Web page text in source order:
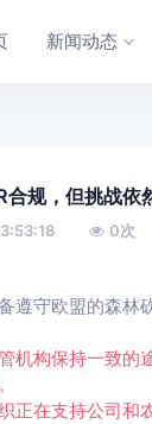
新闻动态
规，但挑战依
0次
遵守欧盟的森
机构保持一致的
正在支持公司和